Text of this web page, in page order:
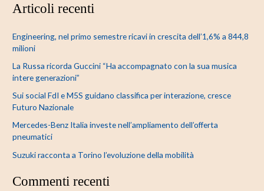
r
a
Articoli recenti
Engineering, nel primo semestre ricavi in crescita dell’1,6% a 844,8
milioni
La Russa ricorda Guccini “Ha accompagnato con la sua musica
intere generazioni”
Sui social FdI e M5S guidano classifica per interazione, cresce
Futuro Nazionale
Mercedes-Benz Italia investe nell’ampliamento dell’offerta
pneumatici
Suzuki racconta a Torino l’evoluzione della mobilità
Commenti recenti